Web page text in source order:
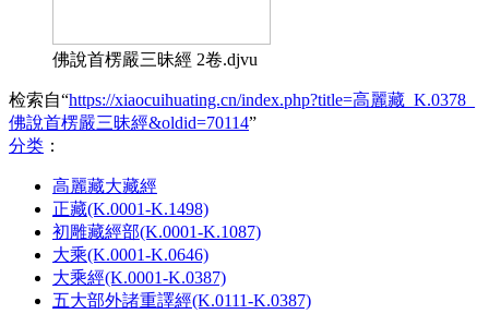
佛說首楞嚴三昧經 2卷.djvu
检索自“https://xiaocuihuating.cn/index.php?title=高麗藏_K.0378_
佛說首楞嚴三昧經&oldid=70114”
分类 ：​
高麗藏大藏經
正藏(K.0001-K.1498)
初雕藏經部(K.0001-K.1087)
大乘(K.0001-K.0646)
大乘經(K.0001-K.0387)
五大部外諸重譯經(K.0111-K.0387)